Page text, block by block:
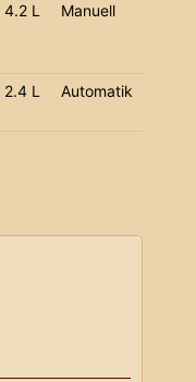
4.2 L Manuell
2.4 L Automatik